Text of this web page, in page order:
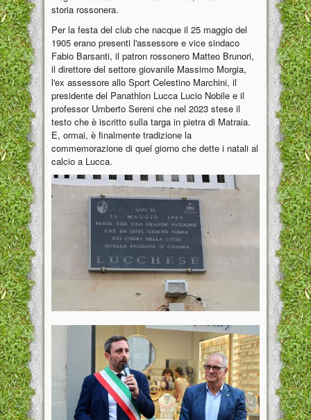
storia rossonera.
Per la festa del club che nacque il 25 maggio del
1905 erano presenti l'assessore e vice sindaco
Fabio Barsanti, il patron rossonero Matteo Brunori,
il direttore del settore giovanile Massimo Morgia,
l'ex assessore allo Sport Celestino Marchini, il
presidente del Panathlon Lucca Lucio Nobile e il
professor Umberto Sereni che nel 2023 stese il
testo che è iscritto sulla targa in pietra di Matraia.
E, ormai, è finalmente tradizione la
commemorazione di quel giorno che dette i natali al
calcio a Lucca.